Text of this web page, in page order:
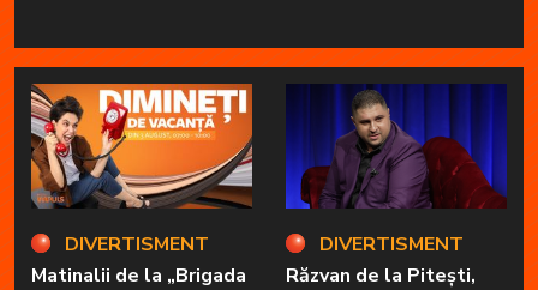
DIVERTISMENT
Matinalii de la „Brigada
DIVERTISMENT
Răzvan de la Pitești,